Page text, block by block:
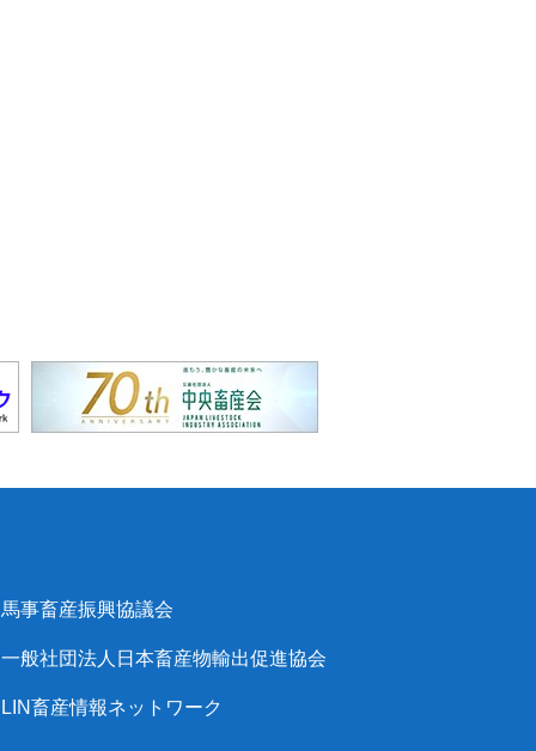
馬事畜産振興協議会
一般社団法人日本畜産物輸出促進協会
LIN畜産情報ネットワーク